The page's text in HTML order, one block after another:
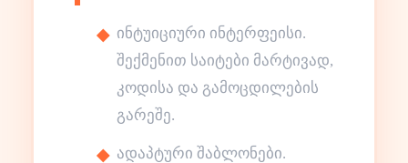
ინტუიციური ინტერფეისი.
შექმენით საიტები მარტივად,
კოდისა და გამოცდილების
გარეშე.
ადაპტური შაბლონები.